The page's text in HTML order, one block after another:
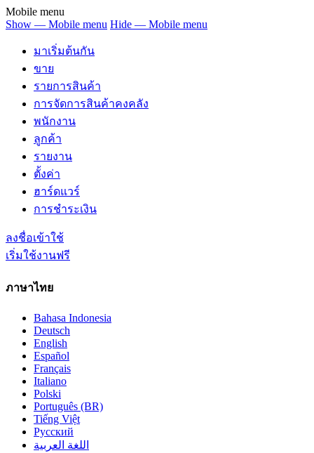
Mobile menu
Show — Mobile menu Hide — Mobile menu
มาเริ่มต้นกัน
ขาย
รายการสินค้า
การจัดการสินค้าคงคลัง
พนักงาน
ลูกค้า
รายงาน
ตั้งค่า
ฮาร์ดแวร์
การชำระเงิน
ลงชื่อเข้าใช้
เริ่มใช้งานฟรี
ภาษาไทย
Bahasa Indonesia
Deutsch
English
Español
Français
Italiano
Polski
Português (BR)
Tiếng Việt
Русский
اللغة العربية